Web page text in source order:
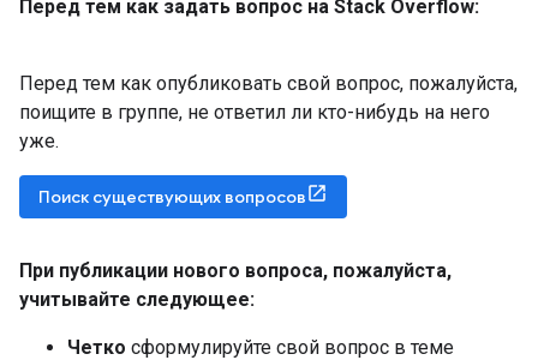
Перед тем как задать вопрос на Stack Overflow:
Перед тем как опубликовать свой вопрос, пожалуйста,
поищите в группе, не ответил ли кто-нибудь на него
уже.
Поиск существующих вопросов
При публикации нового вопроса, пожалуйста,
учитывайте следующее:
Четко сформулируйте свой вопрос в теме